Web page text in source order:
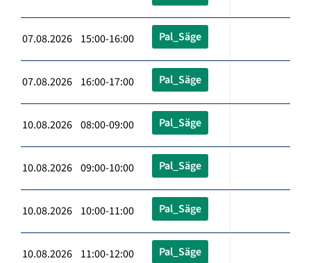
07.08.2026 15:00-16:00 Pal_Säge
07.08.2026 16:00-17:00 Pal_Säge
10.08.2026 08:00-09:00 Pal_Säge
10.08.2026 09:00-10:00 Pal_Säge
10.08.2026 10:00-11:00 Pal_Säge
10.08.2026 11:00-12:00 Pal_Säge